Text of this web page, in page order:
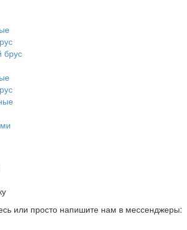
брус
или просто напишите нам в мессенджеры: